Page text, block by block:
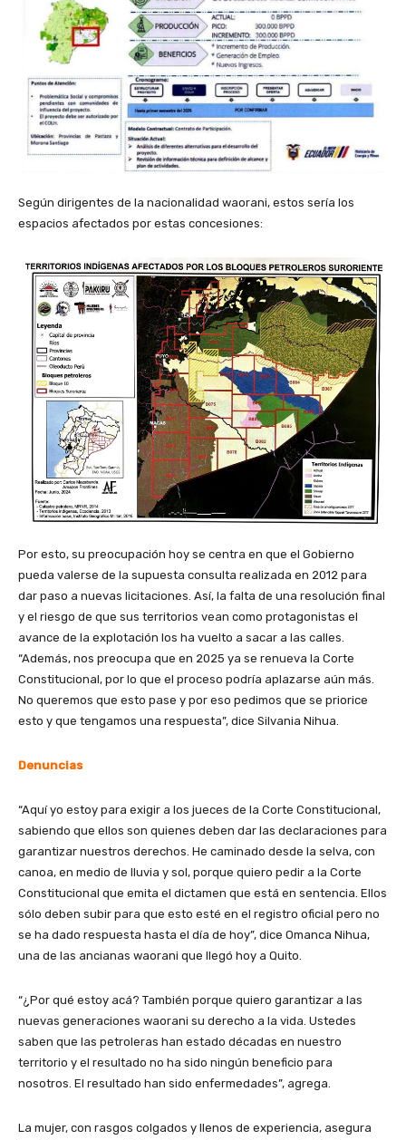
Según dirigentes de la nacionalidad waorani, estos sería los
espacios afectados por estas concesiones:
Por esto, su preocupación hoy se centra en que el Gobierno
pueda valerse de la supuesta consulta realizada en 2012 para
dar paso a nuevas licitaciones. Así, la falta de una resolución final
y el riesgo de que sus territorios vean como protagonistas el
avance de la explotación los ha vuelto a sacar a las calles.
“Además, nos preocupa que en 2025 ya se renueva la Corte
Constitucional, por lo que el proceso podría aplazarse aún más.
No queremos que esto pase y por eso pedimos que se priorice
esto y que tengamos una respuesta”, dice Silvania Nihua.
Denuncias
“Aquí yo estoy para exigir a los jueces de la Corte Constitucional,
sabiendo que ellos son quienes deben dar las declaraciones para
garantizar nuestros derechos. He caminado desde la selva, con
canoa, en medio de lluvia y sol, porque quiero pedir a la Corte
Constitucional que emita el dictamen que está en sentencia. Ellos
sólo deben subir para que esto esté en el registro oficial pero no
se ha dado respuesta hasta el día de hoy”, dice Omanca Nihua,
una de las ancianas waorani que llegó hoy a Quito.
“¿Por qué estoy acá? También porque quiero garantizar a las
nuevas generaciones waorani su derecho a la vida. Ustedes
saben que las petroleras han estado décadas en nuestro
territorio y el resultado no ha sido ningún beneficio para
nosotros. El resultado han sido enfermedades”, agrega.
La mujer, con rasgos colgados y llenos de experiencia, asegura